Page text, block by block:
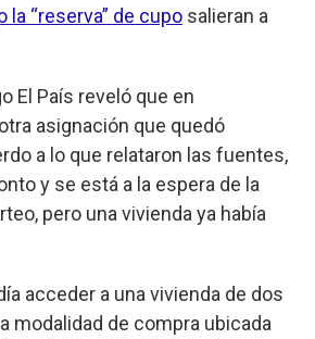
“reserva” de cupo salieran a
El País reveló que en
asignación que quedó
a lo que relataron las fuentes,
y se está a la espera de la
pero una vivienda ya había
acceder a una vivienda de dos
modalidad de compra ubicada